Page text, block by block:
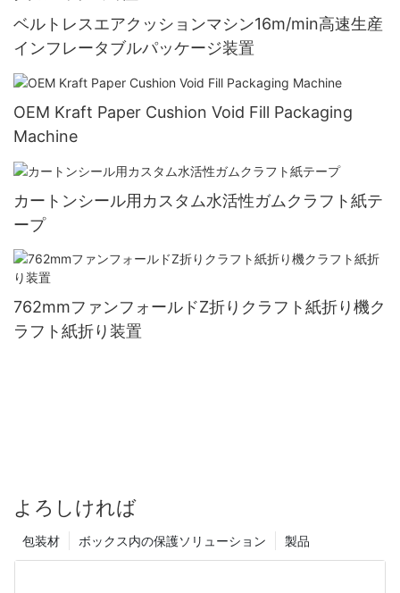
ベルトレスエアクッションマシン16m/min高速生産
インフレータブルパッケージ装置
OEM Kraft Paper Cushion Void Fill Packaging
Machine
カートンシール用カスタム水活性ガムクラフト紙テ
ープ
762mmファンフォールドZ折りクラフト紙折り機ク
ラフト紙折り装置
よろしければ
製品
ボックス内の保護ソリューション
包装材